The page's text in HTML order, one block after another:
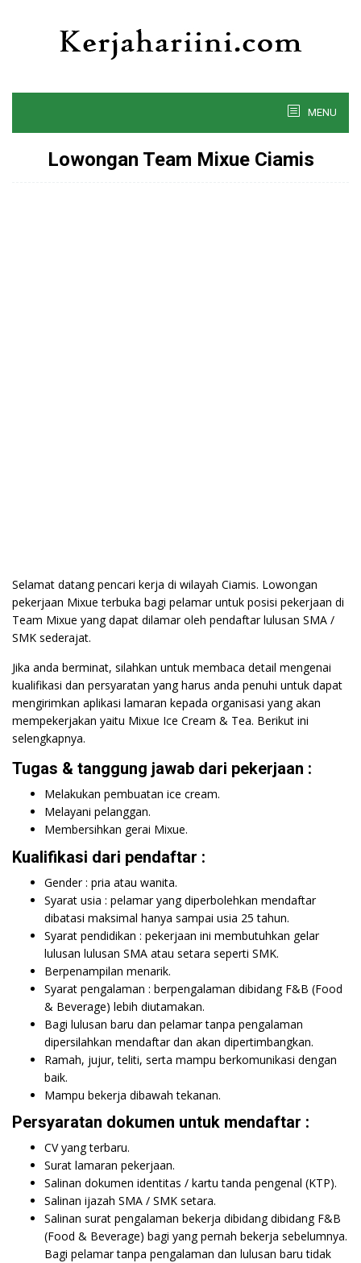
MENU
Lowongan Team Mixue Ciamis
Selamat datang pencari kerja di wilayah Ciamis. Lowongan
pekerjaan Mixue terbuka bagi pelamar untuk posisi pekerjaan di
Team Mixue yang dapat dilamar oleh pendaftar lulusan SMA /
SMK sederajat.
Jika anda berminat, silahkan untuk membaca detail mengenai
kualifikasi dan persyaratan yang harus anda penuhi untuk dapat
mengirimkan aplikasi lamaran kepada organisasi yang akan
mempekerjakan yaitu Mixue Ice Cream & Tea. Berikut ini
selengkapnya.
Tugas & tanggung jawab dari pekerjaan :
Melakukan pembuatan ice cream.
Melayani pelanggan.
Membersihkan gerai Mixue.
Kualifikasi dari pendaftar :
Gender : pria atau wanita.
Syarat usia : pelamar yang diperbolehkan mendaftar
dibatasi maksimal hanya sampai usia 25 tahun.
Syarat pendidikan : pekerjaan ini membutuhkan gelar
lulusan lulusan SMA atau setara seperti SMK.
Berpenampilan menarik.
Syarat pengalaman : berpengalaman dibidang F&B (Food
& Beverage) lebih diutamakan.
Bagi lulusan baru dan pelamar tanpa pengalaman
dipersilahkan mendaftar dan akan dipertimbangkan.
Ramah, jujur, teliti, serta mampu berkomunikasi dengan
baik.
Mampu bekerja dibawah tekanan.
Persyaratan dokumen untuk mendaftar :
CV yang terbaru.
Surat lamaran pekerjaan.
Salinan dokumen identitas / kartu tanda pengenal (KTP).
Salinan ijazah SMA / SMK setara.
Salinan surat pengalaman bekerja dibidang dibidang F&B
(Food & Beverage) bagi yang pernah bekerja sebelumnya.
Bagi pelamar tanpa pengalaman dan lulusan baru tidak